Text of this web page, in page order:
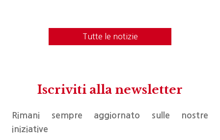
Tutte le notizie
Iscriviti alla newsletter
Rimani sempre aggiornato sulle nostre
iniziative